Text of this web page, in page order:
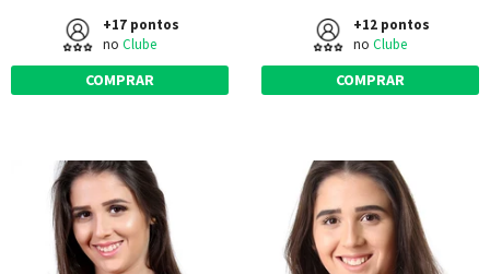
+17 pontos
no Clube
COMPRAR
+12 pontos
no Clube
COMPRAR